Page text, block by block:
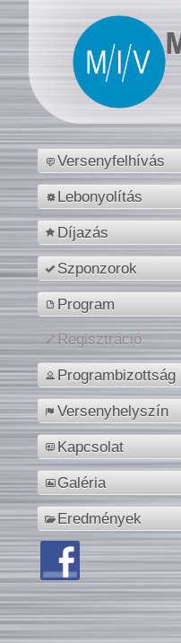
Versenyfelhívás
Lebonyolítás
Díjazás
Szponzorok
Program
Regisztráció
Programbizottság
Versenyhelyszín
Kapcsolat
Galéria
Eredmények